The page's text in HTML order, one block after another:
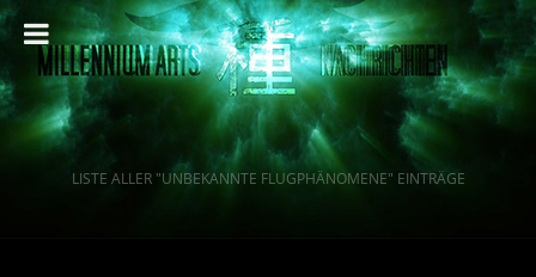
LISTE ALLER "UNBEKANNTE FLUGPHÄNOMENE" EINTRÄGE